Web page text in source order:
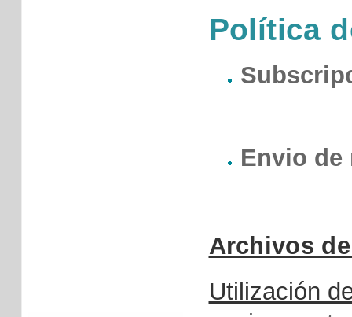
Política
Envio de
Archivos
Utilización